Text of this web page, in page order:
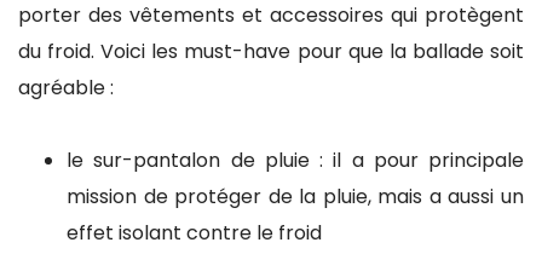
porter des vêtements et accessoires qui protègent
du froid. Voici les must-have pour que la ballade soit
agréable :
le sur-pantalon de pluie : il a pour principale
mission de protéger de la pluie, mais a aussi un
effet isolant contre le froid